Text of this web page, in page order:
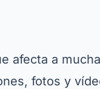
afecta a
fotos y